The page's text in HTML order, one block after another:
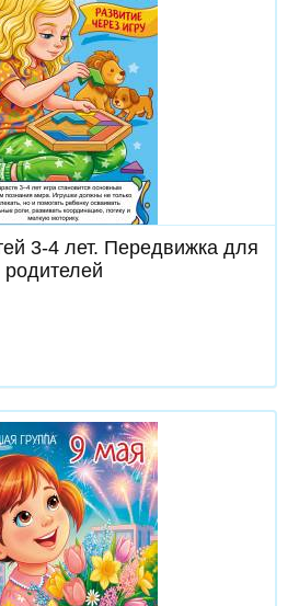
Скачать
3-4 лет. Передвижка для
родителей